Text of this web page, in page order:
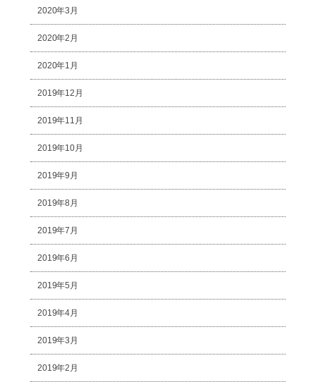
2020年3月
2020年2月
2020年1月
2019年12月
2019年11月
2019年10月
2019年9月
2019年8月
2019年7月
2019年6月
2019年5月
2019年4月
2019年3月
2019年2月